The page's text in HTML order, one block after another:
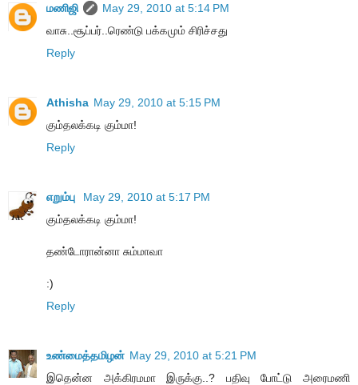
மணிஜி
May 29, 2010 at 5:14 PM
வாசு..சூப்பர்..ரெண்டு பக்கமும் சிரிச்சது
Reply
Athisha May 29, 2010 at 5:15 PM
கும்தலக்கடி கும்மா!
Reply
எறும்பு
May 29, 2010 at 5:17 PM
கும்தலக்கடி கும்மா!
தண்டோரான்னா சும்மாவா
:)
Reply
உண்மைத்தமிழன் May 29, 2010 at 5:21 PM
இதென்ன அக்கிரமமா இருக்கு..? பதிவு போட்டு அரைமணி